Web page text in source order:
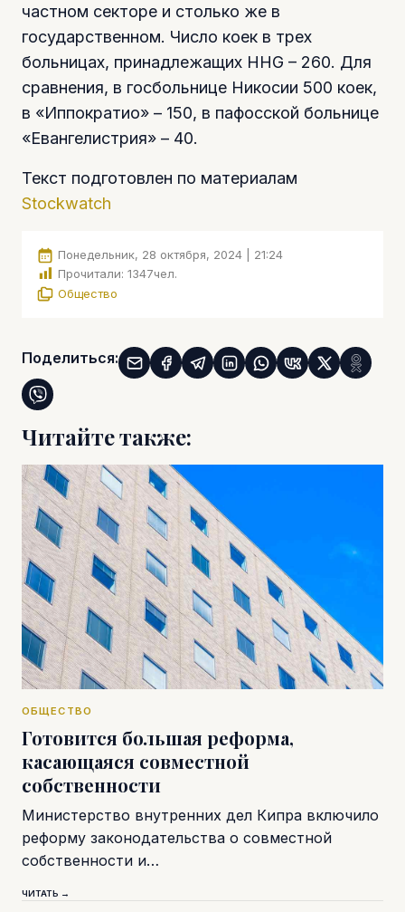
частном секторе и столько же в
государственном. Число коек в трех
больницах, принадлежащих HHG – 260. Для
сравнения, в госбольнице Никосии 500 коек,
в «Иппократио» – 150, в пафосской больнице
«Евангелистрия» – 40.
Текст подготовлен по материалам
Stockwatch
Понедельник, 28 октября, 2024 | 21:24
Прочитали: 1347чел.
Общество
Поделиться:
Читайте также:
ОБЩЕСТВО
Готовится большая реформа,
касающаяся совместной
собственности
Министерство внутренних дел Кипра включило
реформу законодательства о совместной
собственности и…
ЧИТАТЬ →